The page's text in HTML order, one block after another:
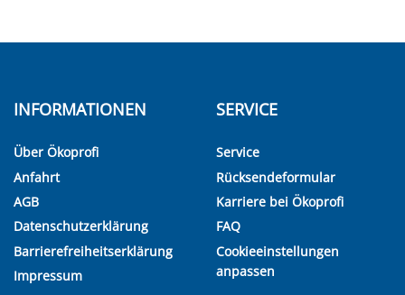
INFORMATIONEN
Über Ökoprofi
Anfahrt
AGB
Datenschutzerklärung
Barrierefreiheitserklärung
Impressum
SERVICE
Service
Rücksendeformular
Karriere bei Ökoprofi
FAQ
Cookieeinstellungen
anpassen